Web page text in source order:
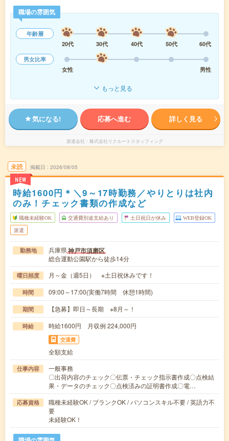
職場の雰囲気
年齢層
20代
30代 40代 50代
60代
男女比率
女性
男性
もっと見る
気になる! 応募へ進む 詳しく見る
派遣会社 株式会社リクルートスタッフィング
未読
NEW
掲載日 2026/08/05
時給1600円＊＼9～17時勤務／やりとりは社内
のみ！チェック書類の作成など
職種未経験OK 交通費別途支給あり 土日祝日が休み WEB登録OK
派遣
勤務地 兵庫県神戸市須磨区
総合運動公園駅から徒歩14分
曜日頻度 月～金（週5日） ※土日祝休みです！
時間 09:00～17:00(実働7時間 休憩1時間)
期間 【急募】即日～長期 ※8月～！
時給 時給1600円 月収例 224,000円
交通費
全額支給
仕事内容
一般事務
〇出荷内容のチェック〇伝票・チェック指示書作成〇点検結
果・データのチェック〇点検済みの証明書作成〇電…
応募資格
職種未経験OK / ブランクOK / パソコンスキル不要 / 英語力不
要
未経験OK！